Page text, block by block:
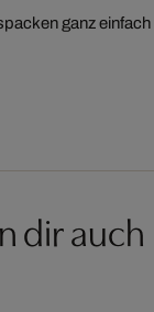
ganz einfach
dir auch